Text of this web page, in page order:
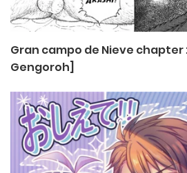
Gran campo de Nieve chapter
Gengoroh]